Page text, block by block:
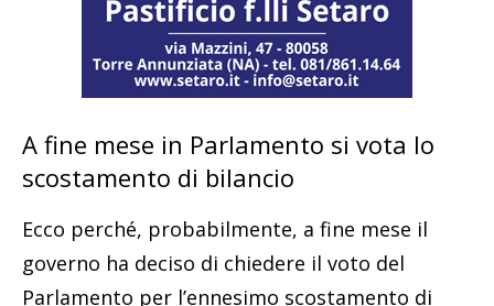
A fine mese in Parlamento si vota lo
scostamento di bilancio
Ecco perché, probabilmente, a fine mese il
governo ha deciso di chiedere il voto del
Parlamento per l’ennesimo scostamento di